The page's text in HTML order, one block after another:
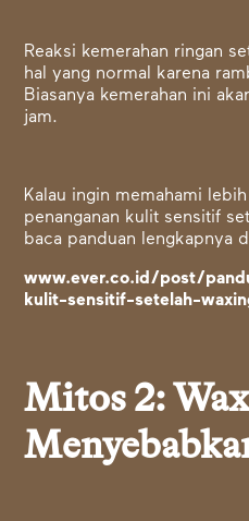
Reaksi kemerahan ringan
hal yang normal karena
Biasanya kemerahan ini
jam.
Kalau ingin memahami
penanganan kulit sensitif
baca panduan lengkapnya
www.ever.co.id/post/
kulit-sensitif-setelah-
Mitos 2: